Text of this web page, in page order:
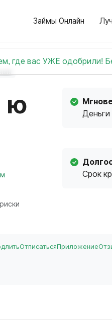
Займы Онлайн
где вас УЖЕ одобрили!
ю
Деньги
Срок
ОтписатьсяПриложение